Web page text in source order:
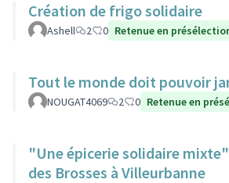
Création de frigo solidaire
Ashell 2 0 Retenue en
Tout le monde doit pouvoir
NOUGAT4069 2 0 Retenue en
"Une épicerie solidaire
des Brosses à Villeurbanne